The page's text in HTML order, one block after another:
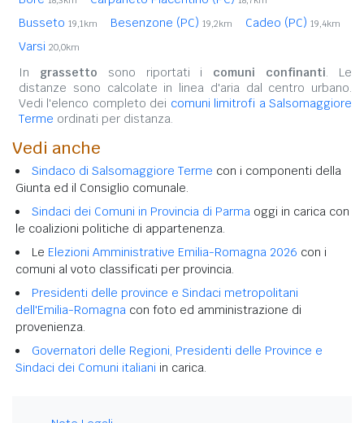
Busseto 19,1km Besenzone (PC) 19,2km Cadeo (PC) 19,4km
Varsi 20,0km
In grassetto sono riportati i comuni confinanti. Le
distanze sono calcolate in linea d'aria dal centro urbano.
Vedi l'elenco completo dei comuni limitrofi a Salsomaggiore
Terme ordinati per distanza.
Vedi anche
Sindaco di Salsomaggiore Terme con i componenti della
Giunta ed il Consiglio comunale.
Sindaci dei Comuni in Provincia di Parma oggi in carica con
le coalizioni politiche di appartenenza.
Le Elezioni Amministrative Emilia-Romagna 2026 con i
comuni al voto classificati per provincia.
Presidenti delle province e Sindaci metropolitani
dell'Emilia-Romagna con foto ed amministrazione di
provenienza.
Governatori delle Regioni, Presidenti delle Province e
Sindaci dei Comuni italiani in carica.